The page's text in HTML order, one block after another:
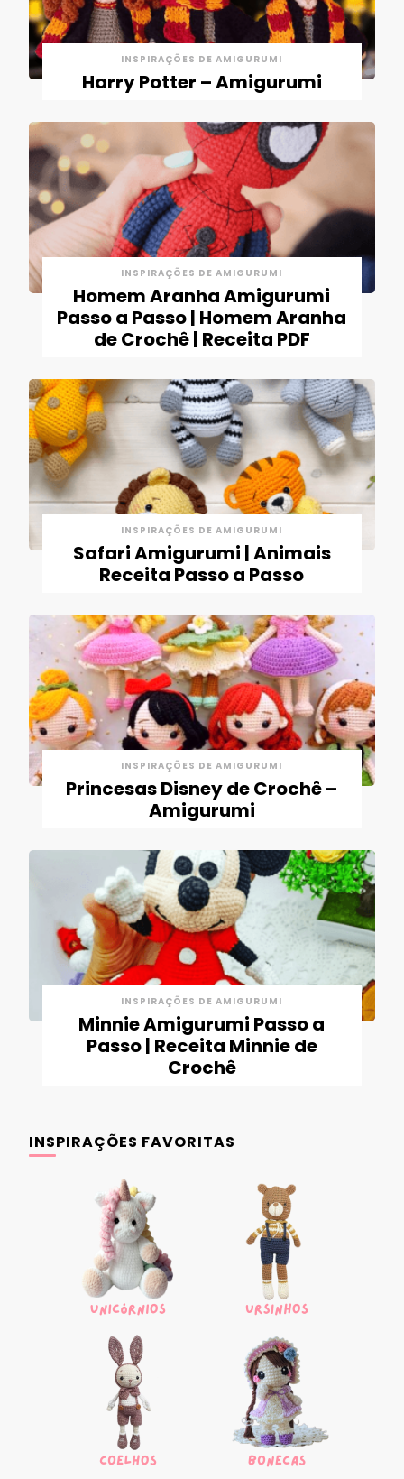
INSPIRAÇÕES DE AMIGURUMI
Harry Potter – Amigurumi
INSPIRAÇÕES DE AMIGURUMI
Homem Aranha Amigurumi
Passo a Passo | Homem Aranha
de Crochê | Receita PDF
INSPIRAÇÕES DE AMIGURUMI
Safari Amigurumi | Animais
Receita Passo a Passo
INSPIRAÇÕES DE AMIGURUMI
Princesas Disney de Crochê –
Amigurumi
INSPIRAÇÕES DE AMIGURUMI
Minnie Amigurumi Passo a
Passo | Receita Minnie de
Crochê
INSPIRAÇÕES FAVORITAS